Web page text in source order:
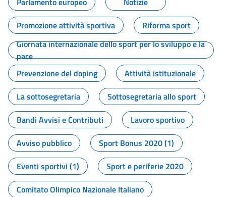
Promozione attività sportiva
Riforma sport
Giornata internazionale dello sport per lo sviluppo e la
pace
Prevenzione del doping
Attività istituzionale
La sottosegretaria
Sottosegretaria allo sport
Bandi Avvisi e Contributi
Lavoro sportivo
Avviso pubblico
Sport Bonus 2020 (1)
Eventi sportivi (1)
Sport e periferie 2020
Comitato Olimpico Nazionale Italiano